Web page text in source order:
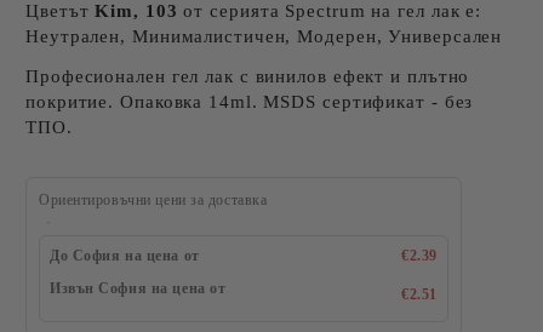
ЦветътKim, 103 от серията Spectrum на гел лак е:
Неутрален, Минималистичен, Модерен, Универсален
Професионален гел лак с винилов ефект и плътно
покритие. Опаковка 14ml. MSDS сертификат - без
ТПО.
Ориентировъчни цени за доставка
До София на цена от
€2.39
Извън София на цена от
€2.51